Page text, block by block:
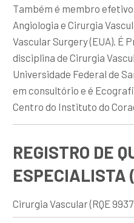
Também é membro
Angiologia e Cirurgia
Vascular Surgery (EUA). É
disciplina de Cirurgia
Universidade Federal de
em consultório e é
Centro do Instituto do
REGISTRO DE
ESPECIALISTA
Cirurgia Vascular (RQE